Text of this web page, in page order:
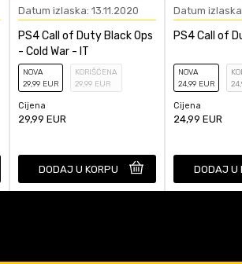
Datum izlaska: 13.11.2020
PS4 Call of Duty Black Ops
- Cold War - IT
NOVA
29,99 EUR
KORIŠĆENA
29,99 EUR
Cijena
29,99 EUR
DODAJ U KORPU
Datum
PS4 Call of
NOVA
24,99 EUR
24
Cijena
24,99 EUR
DODAJ U